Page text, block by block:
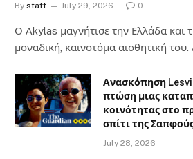
By staff July 29, 2026 0
Ο Αkylas μαγνήτισε την Ελλάδα και
μοναδική, καινοτόμα αισθητική
Ανασκόπηση
πτώση μιας
κοινότητας στο
σπίτι της
July 28, 2026